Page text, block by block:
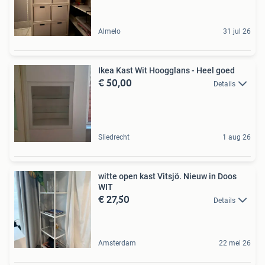
Almelo 31 jul 26
Ikea Kast Wit Hoogglans - Heel goed
€ 50,00 Details
Sliedrecht 1 aug 26
witte open kast Vitsjö. Nieuw in Doos
WIT
€ 27,50 Details
Amsterdam 22 mei 26